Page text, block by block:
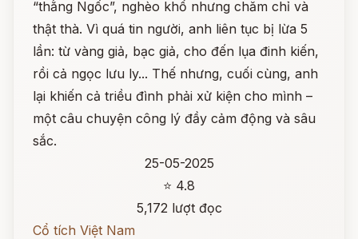
“thằng Ngốc”, nghèo khổ nhưng chăm chỉ và
thật thà. Vì quá tin người, anh liên tục bị lừa 5
lần: từ vàng giả, bạc giả, cho đến lụa đinh kiến,
rồi cả ngọc lưu ly... Thế nhưng, cuối cùng, anh
lại khiến cả triều đình phải xử kiện cho mình –
một câu chuyện công lý đầy cảm động và sâu
sắc.
25-05-2025
⭐ 4.8
5,172 lượt đọc
Cổ tích Việt Nam